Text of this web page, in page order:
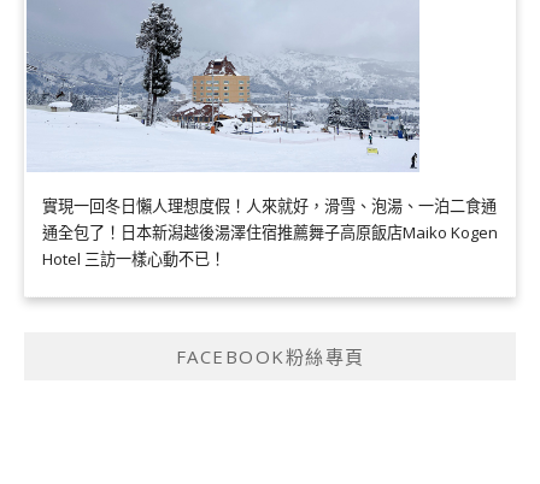
實現一回冬日懶人理想度假！人來就好，滑雪、泡湯、一泊二食通
通全包了！日本新潟越後湯澤住宿推薦舞子高原飯店Maiko Kogen
Hotel 三訪一樣心動不已！
FACEBOOK粉絲專頁